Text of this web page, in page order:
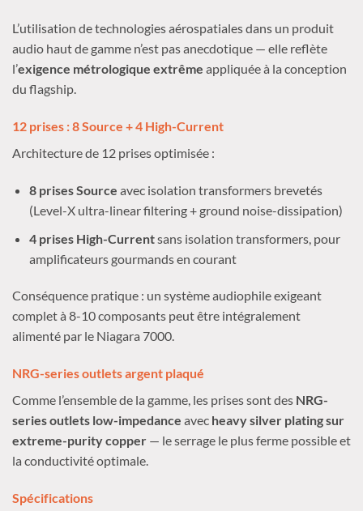
L’utilisation de technologies aérospatiales dans un produit
audio haut de gamme n’est pas anecdotique — elle reflète
l’exigence métrologique extrême appliquée à la conception
du flagship.
12 prises : 8 Source + 4 High-Current
Architecture de 12 prises optimisée :
8 prises Source avec isolation transformers brevetés
(Level-X ultra-linear filtering + ground noise-dissipation)
4 prises High-Currentsans isolation transformers, pour
amplificateurs gourmands en courant
Conséquence pratique : un système audiophile exigeant
complet à 8-10 composants peut être intégralement
alimenté par le Niagara 7000.
NRG-series outlets argent plaqué
Comme l’ensemble de la gamme, les prises sont des NRG-
series outlets low-impedance avec heavy silver plating sur
extreme-purity copper — le serrage le plus ferme possible et
la conductivité optimale.
Spécifications